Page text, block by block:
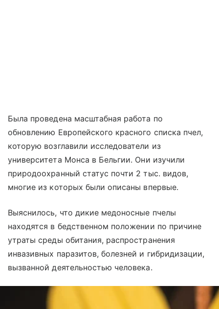
Была проведена масштабная работа по
обновлению Европейского красного списка пчел,
которую возглавили исследователи из
университета Монса в Бельгии. Они изучили
природоохранный статус почти 2 тыс. видов,
многие из которых были описаны впервые.
Выяснилось, что дикие медоносные пчелы
находятся в бедственном положении по причине
утраты среды обитания, распространения
инвазивных паразитов, болезней и гибридизации,
вызванной деятельностью человека.